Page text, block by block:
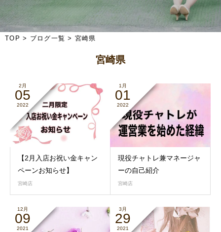
TOP > ブログ一覧 > 宮崎県
宮崎県
2月
05
2022
【2月入店お祝い金キャン
ペーンお知らせ】
宮崎店
1月
01
2022
現役チャトレ兼マネージャ
ーの自己紹介
宮崎店
12月
09
2021
3月
29
2021